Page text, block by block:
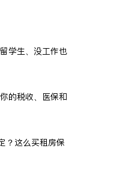
学生、没工作也
的税收、医保和
？这么买租房保